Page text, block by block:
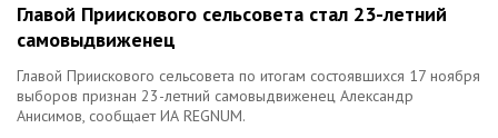
Главой Приискового сельсовета стал 23-летний
самовыдвиженец
Главой Приискового сельсовета по итогам состоявшихся 17 ноября
выборов признан 23-летний самовыдвиженец Александр
Анисимов, сообщает ИА REGNUM.